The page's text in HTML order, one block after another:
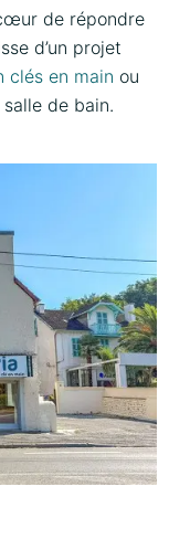
de répondre
d’un projet
clés en main ou
de bain.